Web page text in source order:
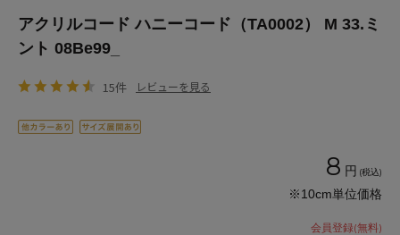
アクリルコード ハニーコード（TA0002） M 33.ミ
ント 08Be99_
15件 レビューを見る
8 円 (税込)
※10cm単位価格
会員登録(無料)